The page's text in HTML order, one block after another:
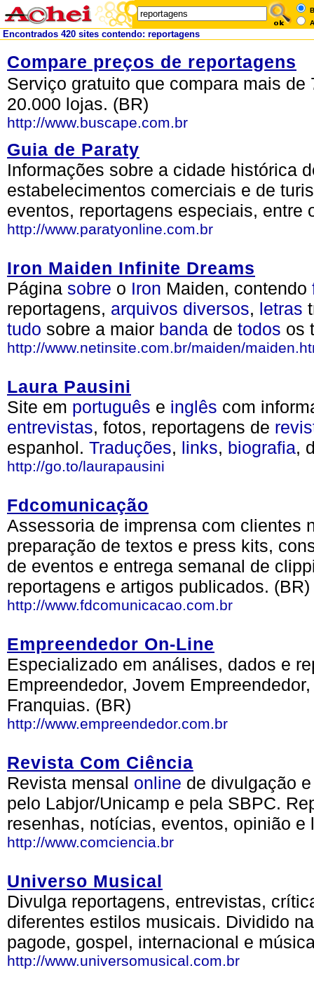
Encontrados 420 sites contendo: reportagens
Compare preços de reportagens
Serviço gratuito que compara mais
20.000 lojas. (BR)
http://www.buscape.com.br
Guia de Paraty
Informações sobre a cidade histórica
estabelecimentos comerciais e de
eventos, reportagens especiais, entre
http://www.paratyonline.com.br
Iron Maiden Infinite Dreams
Página sobre o Iron Maiden, contendo
reportagens, arquivos diversos, letras
tudo sobre a maior banda de todos os
http://www.netinsite.com.br/maiden/
Laura Pausini
Site em português e inglês com
entrevistas, fotos, reportagens de
espanhol. Traduções, links, biografia,
http://go.to/laurapausini
Fdcomunicação
Assessoria de imprensa com clientes
preparação de textos e press kits,
de eventos e entrega semanal de
reportagens e artigos publicados. (BR)
http://www.fdcomunicacao.com.br
Empreendedor On-Line
Especializado em análises, dados e
Empreendedor, Jovem
Franquias. (BR)
http://www.empreendedor.com.br
Revista Com Ciência
Revista mensal online de divulgação
pelo Labjor/Unicamp e pela SBPC.
resenhas, notícias, eventos, opinião e
http://www.comciencia.br
Universo Musical
Divulga reportagens, entrevistas,
diferentes estilos musicais. Dividido
pagode, gospel, internacional e
http://www.universomusical.com.br